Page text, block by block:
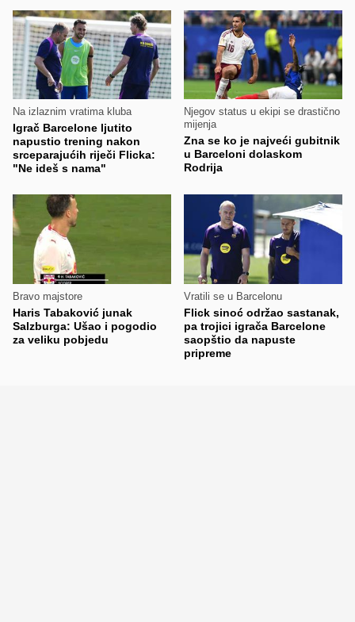
Na izlaznim vratima kluba
Igrač Barcelone ljutito
napustio trening nakon
srceparajućih riječi Flicka:
"Ne ideš s nama"
Njegov status u ekipi se drastično
mijenja
Zna se ko je najveći gubitnik
u Barceloni dolaskom
Rodrija
Bravo majstore
Haris Tabaković junak
Salzburga: Ušao i pogodio
za veliku pobjedu
Vratili se u Barcelonu
Flick sinoć održao sastanak,
pa trojici igrača Barcelone
saopštio da napuste
pripreme